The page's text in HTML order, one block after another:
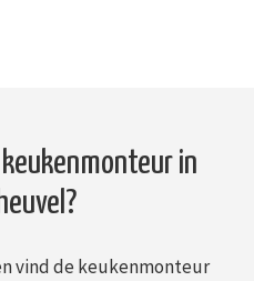
in
vind de keukenmonteur